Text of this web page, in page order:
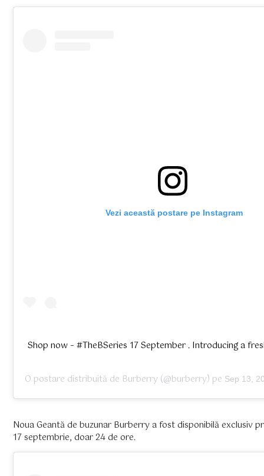
Vezi această postare pe Instagram
Shop now – #TheBSeries 17 September . Introducing a
O postare distribuită de Burberry (@burberry) pe Sep 13,
Noua Geantă de buzunar Burberry a fost disponibilă exclusiv
17 septembrie, doar 24 de ore.